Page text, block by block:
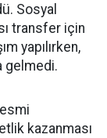
Sosyal
transfer için
yapılırken,
gelmedi.
kazanması